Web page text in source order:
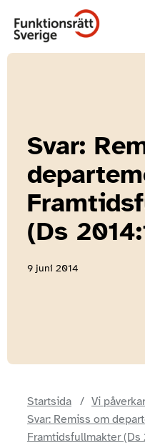
Svar:
(Ds
9 juni 2014
Startsida Vi påverkar
Svar: Remiss om
Framtidsfullmakter (Ds